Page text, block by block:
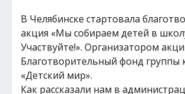
В Челябинске стартовала
акция «Мы собираем детей в
Участвуйте!». Организатором
Благотворительный фонд группы
«Детский мир».
Как рассказали нам в